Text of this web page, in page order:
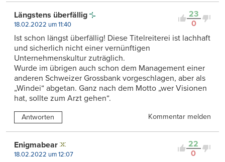
23
0
Längstens überfällig
18.02.2022 um 11:40
Ist schon längst überfällig! Diese Titelreiterei ist lachhaft
und sicherlich nicht einer vernünftigen
Unternehmenskultur zuträglich.
Wurde im übrigen auch schon dem Management einer
anderen Schweizer Grossbank vorgeschlagen, aber als
„Windei“ abgetan. Ganz nach dem Motto „wer Visionen
hat, sollte zum Arzt gehen“.
Antworten Kommentar melden
22
0
Enigmabear
18.02.2022 um 12:07